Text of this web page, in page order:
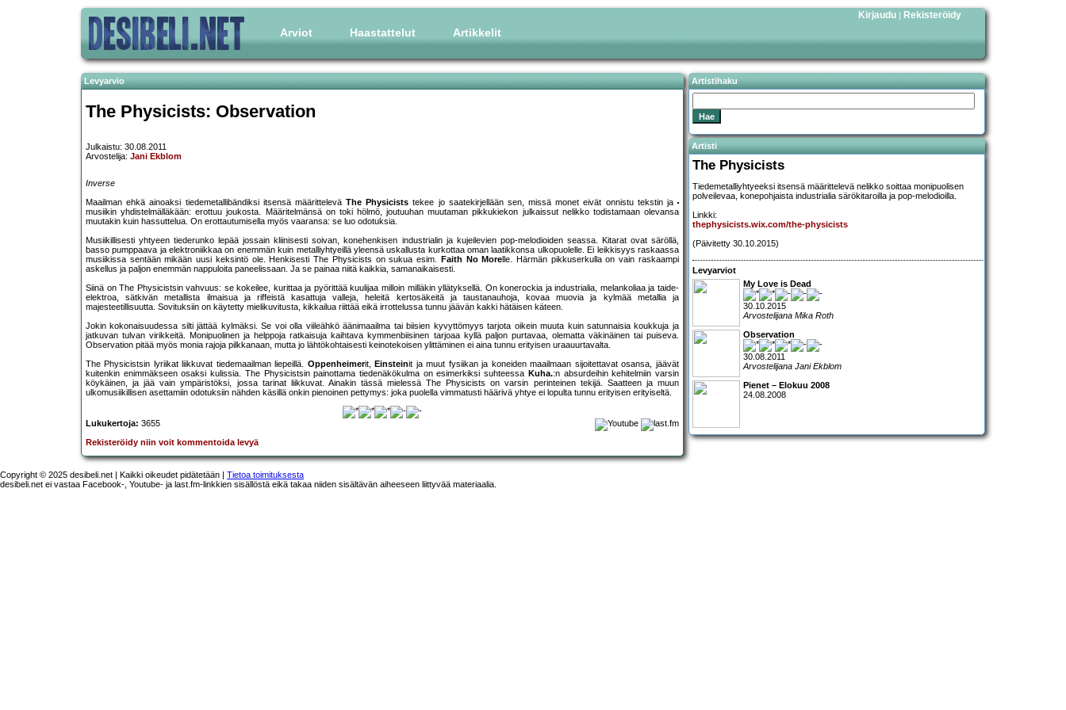
Arviot Haastattelut Artikkelit
Kirjaudu | Rekisteröidy
Levyarvio
The Physicists: Observation
Julkaistu: 30.08.2011
Arvostelija: Jani Ekblom
Inverse
Maailman ehkä ainoaksi tiedemetallibändiksi itsensä määritteleväThe Physicists tekee jo saatekirjellään sen, missä monet eivät onnistu tekstin ja
musiikin yhdistelmälläkään: erottuu joukosta. Määritelmänsä on toki hölmö, joutuuhan muutaman pikkukiekon julkaissut nelikko todistamaan olevansa
muutakin kuin hassuttelua. On erottautumisella myös vaaransa: se luo odotuksia.
Musiikillisesti yhtyeen tiederunko lepää jossain kliinisesti soivan, konehenkisen industrialin ja kujeilevien pop-melodioiden seassa. Kitarat ovat säröllä,
basso pumppaava ja elektroniikkaa on enemmän kuin metalliyhtyeillä yleensä uskallusta kurkottaa oman laatikkonsa ulkopuolelle. Ei leikkisyys raskaassa
musiikissa sentään mikään uusi keksintö ole. Henkisesti The Physicists on sukua esim.
Faith No More lle. Härmän pikkuserkulla on vain raskaampi
askellus ja paljon enemmän nappuloita paneelissaan. Ja se painaa niitä kaikkia, samanaikaisesti.
Siinä on The Physicistsin vahvuus: se kokeilee, kurittaa ja pyörittää kuulijaa milloin milläkin yllätyksellä. On konerockia ja industrialia, melankoliaa ja taide-
elektroa, sätkivän metallista ilmaisua ja riffeistä kasattuja valleja, heleitä kertosäkeitä ja taustanauhoja, kovaa muovia ja kylmää metallia ja
majesteetillisuutta. Sovituksiin on käytetty mielikuvitusta, kikkailua riittää eikä irrottelussa tunnu jäävän kakki hätäisen käteen.
Jokin kokonaisuudessa silti jättää kylmäksi. Se voi olla viileähkö äänimaailma tai biisien kyvyttömyys tarjota oikein muuta kuin satunnaisia koukkuja ja
jatkuvan tulvan virikkeitä. Monipuolinen ja helppoja ratkaisuja kaihtava kymmenbiisinen tarjoaa kyllä paljon purtavaa, olematta väkinäinen tai puiseva.
Observation pitää myös monia rajoja pilkkanaan, mutta jo lähtökohtaisesti keinotekoisen ylittäminen ei aina tunnu erityisen uraauurtavalta.
The Physicistsin lyriikat liikkuvat tiedemaailman liepeillä. Oppenheimerit, Einsteinit ja muut fysiikan ja koneiden maailmaan sijoitettavat osansa, jäävät
kuitenkin enimmäkseen osaksi kulissia. The Physicistsin painottama tiedenäkökulma on esimerkiksi suhteessa Kuha.:n absurdeihin kehitelmiin varsin
köykäinen, ja jää vain ympäristöksi, jossa tarinat liikkuvat. Ainakin tässä mielessä The Physicists on varsin perinteinen tekijä. Saatteen ja muun
ulkomusiikillisen asettamiin odotuksiin nähden käsillä onkin pienoinen pettymys: joka puolella vimmatusti häärivä yhtye ei lopulta tunnu erityisen erityiseltä.
Lukukertoja: 3655
Rekisteröidy niin voit kommentoida levyä
Artistihaku
Artisti
The Physicists
Tiedemetalliyhtyeeksi itsensä määrittelevä nelikko soittaa monipuolisen
polveilevaa, konepohjaista industrialia särökitaroilla ja pop-melodioilla.
Linkki:
thephysicists.wix.com/the-physicists
(Päivitetty 30.10.2015)
Levyarviot
My Love is Dead
30.10.2015
Arvostelijana Mika Roth
Observation
30.08.2011
Arvostelijana Jani Ekblom
Pienet – Elokuu 2008
24.08.2008
Copyright © 2025 desibeli.net | Kaikki oikeudet pidätetään | Tietoa toimituksesta
desibeli.net ei vastaa Facebook-, Youtube- ja last.fm-linkkien sisällöstä eikä takaa niiden sisältävän aiheeseen liittyvää materiaalia.